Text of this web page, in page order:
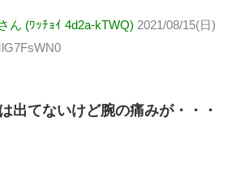
ん (ﾜｯﾁｮｲ 4d2a-kTWQ) 2021/08/15(日)
てないけど腕の痛みが・・・